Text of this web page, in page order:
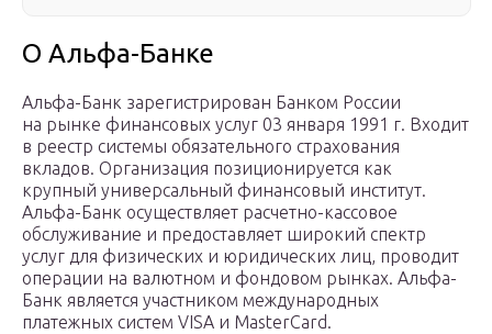
О Альфа-Банке
Альфа-Банк зарегистрирован Банком России
на рынке финансовых услуг 03 января 1991 г. Входит
в реестр системы обязательного страхования
вкладов. Организация позиционируется как
крупный универсальный финансовый институт.
Альфа-Банк осуществляет расчетно-кассовое
обслуживание и предоставляет широкий спектр
услуг для физических и юридических лиц, проводит
операции на валютном и фондовом рынках. Альфа-
Банк является участником международных
платежных систем VISA и MasterСard.